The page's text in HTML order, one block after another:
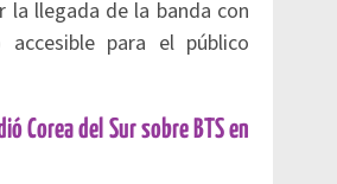
la llegada de la banda con
para el público
Corea del Sur sobre BTS en